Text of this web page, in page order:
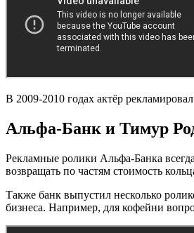
В 2009-2010 годах актёр
Альфа-Банк и Тимур
Рекламные ролики Альфа-Банка
возвращать по частям стоимость
Также банк выпустил несколько
бизнеса. Например, для кофейни